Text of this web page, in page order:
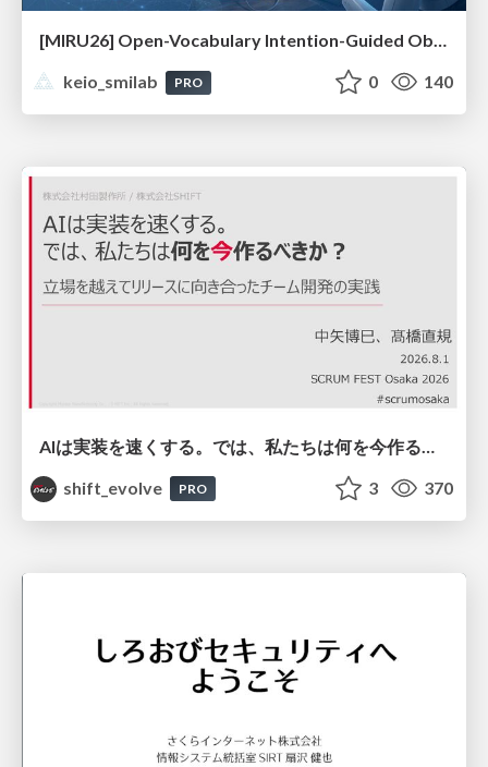
[MIRU26] Open-Vocabulary Intention-Guided Object Detection in Diverse Scenes
keio_smilab
PRO 0 140
shift_evolve
PRO 3 370